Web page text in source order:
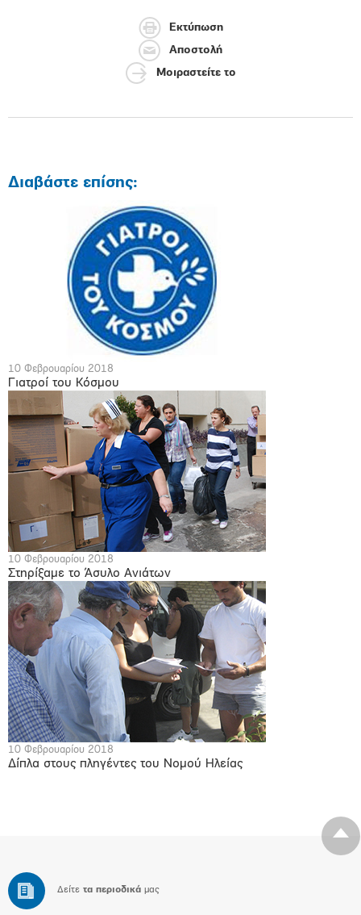
Εκτύπωση
Αποστολή
Μοιραστείτε το
Διαβάστε επίσης:
10 Φεβρουαρίου 2018
Γιατροί του Κόσμου
10 Φεβρουαρίου 2018
Στηρίξαμε το Άσυλο Ανιάτων
10 Φεβρουαρίου 2018
Δίπλα στους πληγέντες του Νομού Ηλείας
Δείτε τα περιοδικά μας